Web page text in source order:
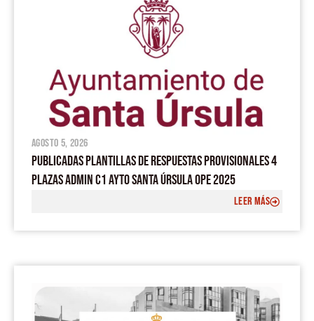
agosto 5, 2026
PUBLICADAS PLANTILLAS DE RESPUESTAS PROVISIONALES 4
PLAZAS ADMIN C1 AYTO SANTA ÚRSULA OPE 2025
LEER MÁS